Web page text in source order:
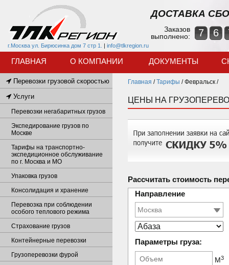
г.Москва ул. Бирюсинка дом 7 стр 1. | info@tlkregion.ru
ДОСТАВКА
Заказов
выполнено:
7 6
ГЛАВНАЯ О КОМПАНИИ ДОКУМЕНТЫ
Главная /Тарифы /Февральск /
ЦЕНЫ НА
Рассчитать стоимость
Направление
Параметры груза:
М3
Перевозки грузовой скоростью
Услуги
Перевозки негабаритных грузов
Экспедирование грузов по
Москве
Тарифы на транспортно-
экспедиционное обслуживание
по г. Москва и МО
Упаковка грузов
Консолидация и хранение
Перевозка при соблюдении
особого теплового режима
Страхование грузов
Контейнерные перевозки
Грузоперевозки фурой